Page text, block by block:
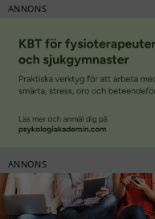
ANNONS
ANNONS